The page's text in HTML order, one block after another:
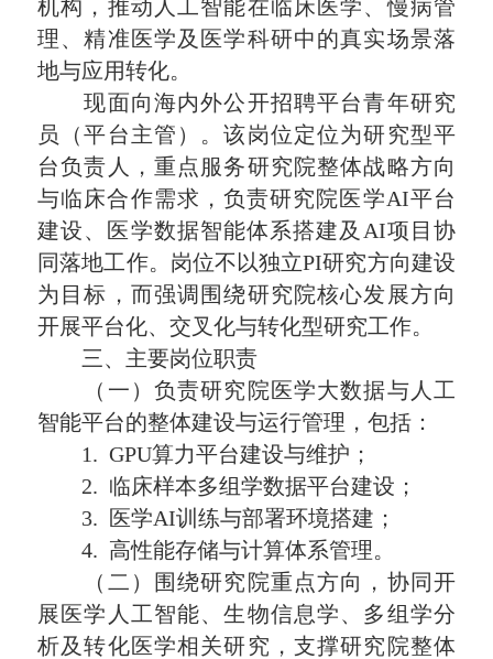
机构，推动人工智能在临床医学、慢病管
理、精准医学及医学科研中的真实场景落
地与应用转化。
现面向海内外公开招聘平台青年研究
员（平台主管）。该岗位定位为研究型平
台负责人，重点服务研究院整体战略方向
与临床合作需求，负责研究院医学AI平台
建设、医学数据智能体系搭建及AI项目协
同落地工作。岗位不以独立PI研究方向建设
为目标，而强调围绕研究院核心发展方向
开展平台化、交叉化与转化型研究工作。
三、主要岗位职责
（一）负责研究院医学大数据与人工
智能平台的整体建设与运行管理，包括：
1. GPU算力平台建设与维护；
2. 临床样本多组学数据平台建设；
3. 医学AI训练与部署环境搭建；
4. 高性能存储与计算体系管理。
（二）围绕研究院重点方向，协同开
展医学人工智能、生物信息学、多组学分
析及转化医学相关研究，支撑研究院整体